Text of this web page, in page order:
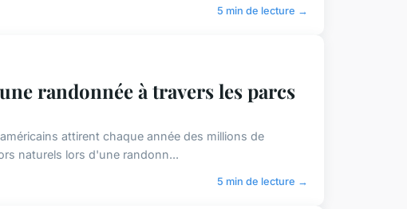
5 min de lecture →
randonnée à travers les parcs
attirent chaque année des millions de
naturels lors d'une randonn...
5 min de lecture →